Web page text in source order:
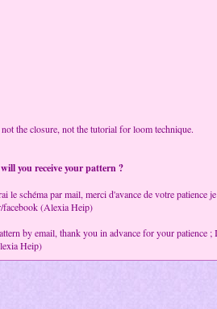
the closure, not the tutorial for loom technique.
you receive your pattern ?
le schéma par mail, merci d'avance de votre patience
facebook (Alexia Heip)
by email, thank you in advance for your patience ;
Heip)